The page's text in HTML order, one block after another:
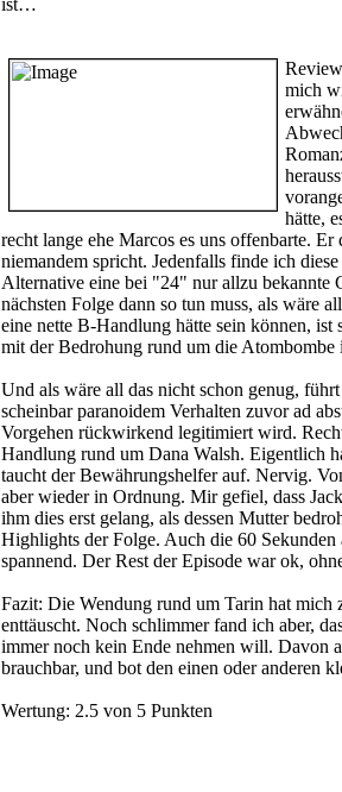
ist…
mich
hätte,
recht lange ehe Marcos es uns offenbarte.
niemandem spricht. Jedenfalls finde ich
Alternative eine bei "24" nur allzu bekannte
nächsten Folge dann so tun muss, als wäre
eine nette B-Handlung hätte sein können,
mit der Bedrohung rund um die Atombombe
Und als wäre all das nicht schon genug,
scheinbar paranoidem Verhalten zuvor ad
Vorgehen rückwirkend legitimiert wird.
Handlung rund um Dana Walsh. Eigentlich
taucht der Bewährungshelfer auf. Nervig.
aber wieder in Ordnung. Mir gefiel, dass
ihm dies erst gelang, als dessen Mutter
Highlights der Folge. Auch die 60
spannend. Der Rest der Episode war ok,
Fazit: Die Wendung rund um Tarin hat mich
enttäuscht. Noch schlimmer fand ich aber,
immer noch kein Ende nehmen will. Davon
brauchbar, und bot den einen oder anderen
Wertung: 2.5 von 5 Punkten